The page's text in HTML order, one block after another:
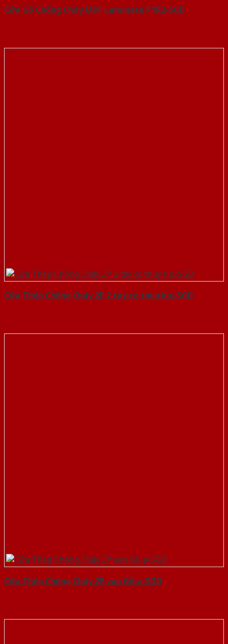
Cửa Gỗ Chống Cháy MDF Laminate P1R2-SGD
Cửa Thép Chống Cháy 2P 2 tay co thuy luc-SGD
Cửa Thép Chống Cháy 2P van Gỗ-a-SGD